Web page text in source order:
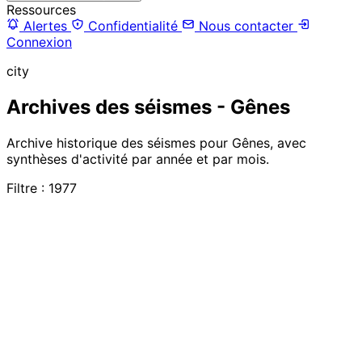
Ressources
Alertes
Confidentialité
Nous contacter
Connexion
city
Archives des séismes - Gênes
Archive historique des séismes pour Gênes, avec
synthèses d'activité par année et par mois.
Filtre : 1977